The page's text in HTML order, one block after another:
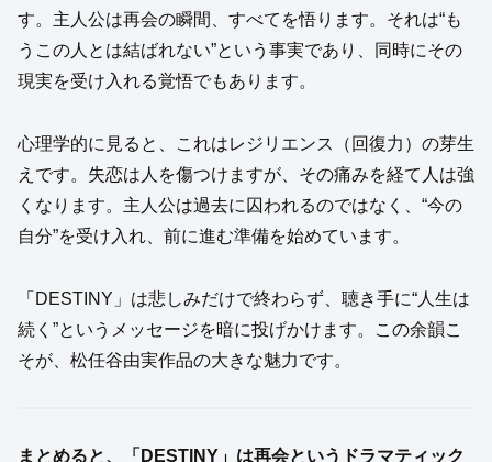
す。主人公は再会の瞬間、すべてを悟ります。それは“も
うこの人とは結ばれない”という事実であり、同時にその
現実を受け入れる覚悟でもあります。
心理学的に見ると、これはレジリエンス（回復力）の芽生
えです。失恋は人を傷つけますが、その痛みを経て人は強
くなります。主人公は過去に囚われるのではなく、“今の
自分”を受け入れ、前に進む準備を始めています。
「DESTINY」は悲しみだけで終わらず、聴き手に“人生は
続く”というメッセージを暗に投げかけます。この余韻こ
そが、松任谷由実作品の大きな魅力です。
まとめると、「DESTINY」は再会というドラマティック